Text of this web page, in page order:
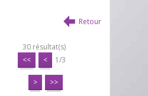
Retour
30 résultat(s)
<<
< 1/3
> >>